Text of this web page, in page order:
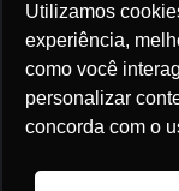
Utilizamos
experiência,
como você
personalizar
concorda com o
© 2026